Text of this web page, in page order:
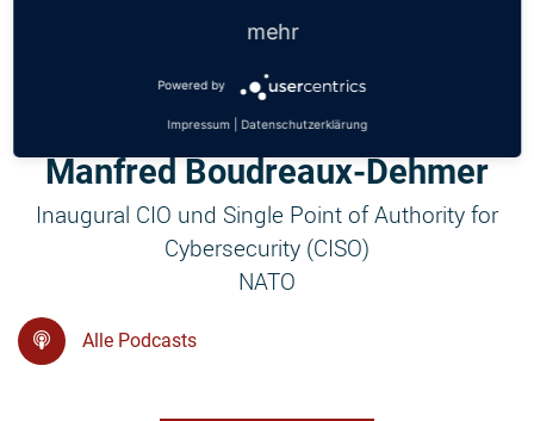
Manfred Boudreaux-Dehmer
Inaugural CIO und Single Point of Authority for
Cybersecurity (CISO)
NATO
Alle Podcasts
mehr
Powered by
Impressum Datenschutzerklärung